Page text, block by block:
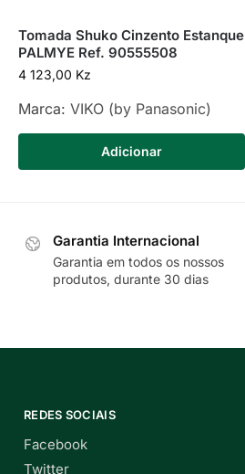
Tomada Shuko Cinzento Estanque
PALMYE Ref. 90555508
4 123,00 Kz
Marca:VIKO (by Panasonic)
Adicionar
Garantia Internacional
Garantia em todos os nossos
produtos, durante 30 dias
REDES SOCIAIS
Facebook
Twitter